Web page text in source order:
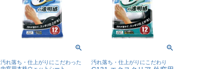
汚れ落ち・仕上がりにこだわった
汚れ落ち・仕上がりにこだわり